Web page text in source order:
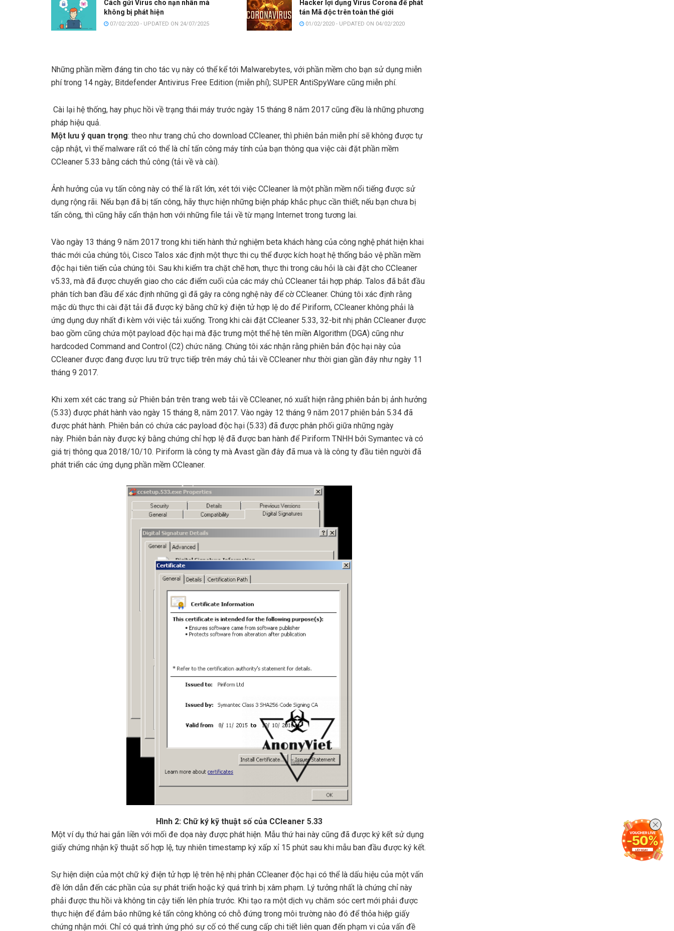
Cách gửi Virus cho nạn nhân mà
không bị phát hiện
07/02/2020 - UPDATED ON 24/07/2025
Hacker lợi dụng Virus Corona để phát
tán Mã độc trên toàn thế giới
01/02/2020 - UPDATED ON 04/02/2020
Những phần mềm đáng tin cho tác vụ này có thể kể tới Malwarebytes, với phần mềm cho bạn sử dụng miễn
phí trong 14 ngày; Bitdefender Antivirus Free Edition (miễn phí); SUPER AntiSpyWare cũng miễn phí.
Cài lại hệ thống, hay phục hồi về trạng thái máy trước ngày 15 tháng 8 năm 2017 cũng đều là những phương
pháp hiệu quả.
Một lưu ý quan trọng: theo như trang chủ cho download CCleaner, thì phiên bản miễn phí sẽ không được tự
cập nhật, vì thế malware rất có thể là chỉ tấn công máy tính của bạn thông qua việc cài đặt phần mềm
CCleaner 5.33 bằng cách thủ công (tải về và cài).
Ảnh hưởng của vụ tấn công này có thể là rất lớn, xét tới việc CCleaner là một phần mềm nổi tiếng được sử
dụng rộng rãi. Nếu bạn đã bị tấn công, hãy thực hiện những biện pháp khắc phục cần thiết; nếu bạn chưa bị
tấn công, thì cũng hãy cẩn thận hơn với những file tải về từ mạng Internet trong tương lai.
Vào ngày 13 tháng 9 năm 2017 trong khi tiến hành thử nghiệm beta khách hàng của công nghệ phát hiện khai
thác mới của chúng tôi, Cisco Talos xác định một thực thi cụ thể được kích hoạt hệ thống bảo vệ phần mềm
độc hại tiên tiến của chúng tôi. Sau khi kiểm tra chặt chẽ hơn, thực thi trong câu hỏi là cài đặt cho CCleaner
v5.33, mà đã được chuyển giao cho các điểm cuối của các máy chủ CCleaner tải hợp pháp. Talos đã bắt đầu
phân tích ban đầu để xác định những gì đã gây ra công nghệ này để cờ CCleaner. Chúng tôi xác định rằng
mặc dù thực thi cài đặt tải đã được ký bằng chữ ký điện tử hợp lệ do để Piriform, CCleaner không phải là
ứng dụng duy nhất đi kèm với việc tải xuống. Trong khi cài đặt CCleaner 5.33, 32-bit nhị phân CCleaner được
bao gồm cũng chứa một payload độc hại mà đặc trưng một thế hệ tên miền Algorithm (DGA) cũng như
hardcoded Command and Control (C2) chức năng. Chúng tôi xác nhận rằng phiên bản độc hại này của
CCleaner được đang được lưu trữ trực tiếp trên máy chủ tải về CCleaner như thời gian gần đây như ngày 11
tháng 9 2017.
Khi xem xét các trang sử Phiên bản trên trang web tải về CCleaner, nó xuất hiện rằng phiên bản bị ảnh hưởng
(5.33) được phát hành vào ngày 15 tháng 8, năm 2017. Vào ngày 12 tháng 9 năm 2017 phiên bản 5.34 đã
được phát hành. Phiên bản có chứa các payload độc hại (5.33) đã được phân phối giữa những ngày
này. Phiên bản này được ký bằng chứng chỉ hợp lệ đã được ban hành để Piriform TNHH bởi Symantec và có
giá trị thông qua 2018/10/10. Piriform là công ty mà Avast gần đây đã mua và là công ty đầu tiên người đã
phát triển các ứng dụng phần mềm CCleaner.
Hình 2: Chữ ký kỹ thuật số của CCleaner 5.33
Một ví dụ thứ hai gắn liền với mối đe dọa này được phát hiện. Mẫu thứ hai này cũng đã được ký kết sử dụng
giấy chứng nhận kỹ thuật số hợp lệ, tuy nhiên timestamp ký xấp xỉ 15 phút sau khi mẫu ban đầu được ký kết.
Sự hiện diện của một chữ ký điện tử hợp lệ trên hệ nhị phân CCleaner độc hại có thể là dấu hiệu của một vấn
đề lớn dẫn đến các phần của sự phát triển hoặc ký quá trình bị xâm phạm. Lý tưởng nhất là chứng chỉ này
phải được thu hồi và không tin cậy tiến lên phía trước. Khi tạo ra một dịch vụ chăm sóc cert mới phải được
thực hiện để đảm bảo những kẻ tấn công không có chỗ đứng trong môi trường nào đó để thỏa hiệp giấy
chứng nhận mới. Chỉ có quá trình ứng phó sự cố có thể cung cấp chi tiết liên quan đến phạm vi của vấn đề